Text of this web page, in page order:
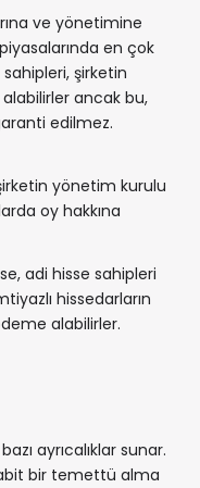
ve yönetimine
en çok
şirketin
ancak bu,
edilmez.
yönetim kurulu
oy hakkına
adi hisse sahipleri
hissedarların
alabilirler.
ayrıcalıklar sunar.
bir temettü alma